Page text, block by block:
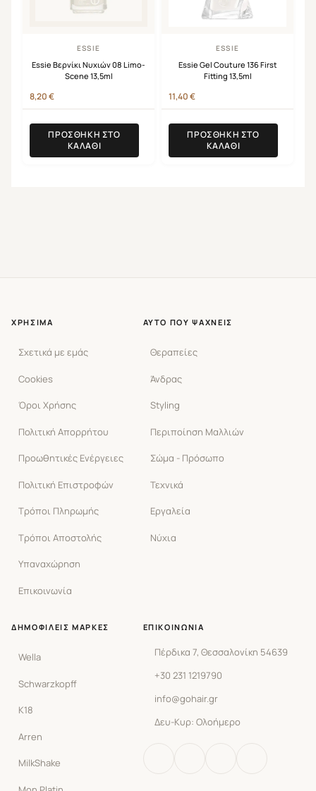
ESSIE
Essie Βερνίκι Νυχιών 08 Limo-
Scene 13,5ml
8,20€
ΠΡΟΣΘΉΚΗ ΣΤΟ
ΚΑΛΆΘΙ
ESSIE
Essie Gel Couture 136 First
Fitting 13,5ml
11,40€
ΠΡΟΣΘΉΚΗ ΣΤΟ
ΚΑΛΆΘΙ
ΧΡΉΣΙΜΑ
Σχετικά με εμάς
Cookies
Όροι Χρήσης
Πολιτική Απορρήτου
Προωθητικές Ενέργειες
Πολιτική Επιστροφών
Τρόποι Πληρωμής
Τρόποι Αποστολής
Υπαναχώρηση
Επικοινωνία
ΑΥΤΌ ΠΟΥ ΨΆΧΝΕΙΣ
Θεραπείες
Άνδρας
Styling
Περιποίηση Μαλλιών
Σώμα - Πρόσωπο
Τεχνικά
Εργαλεία
Νύχια
ΔΗΜΟΦΙΛΕΊΣ ΜΆΡΚΕΣ
Wella
Schwarzkopff
K18
Arren
MilkShake
ΕΠΙΚΟΙΝΩΝΊΑ
Πέρδικα 7, Θεσσαλονίκη 54639
+30 231 1219790
info@gohair.gr
Δευ-Κυρ: Ολοήμερο